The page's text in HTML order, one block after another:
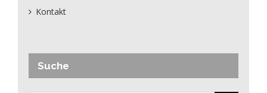
Kontakt
Suche